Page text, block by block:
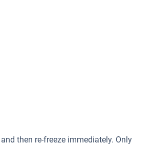
then re-freeze immediately. Only